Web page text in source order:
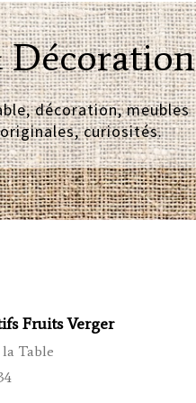
décoration, meubles
curiosités.
Fruits Verger
Table